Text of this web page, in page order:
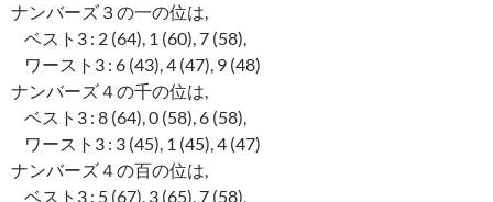
ナンバーズ３の一の位は,
ベスト3 : 2 (64), 1 (60), 7 (58),
ワースト3 : 6 (43), 4 (47), 9 (48)
ナンバーズ４の千の位は,
ベスト3 : 8 (64), 0 (58), 6 (58),
ワースト3 : 3 (45), 1 (45), 4 (47)
ナンバーズ４の百の位は,
ベスト3 : 5 (67), 3 (65), 7 (58),